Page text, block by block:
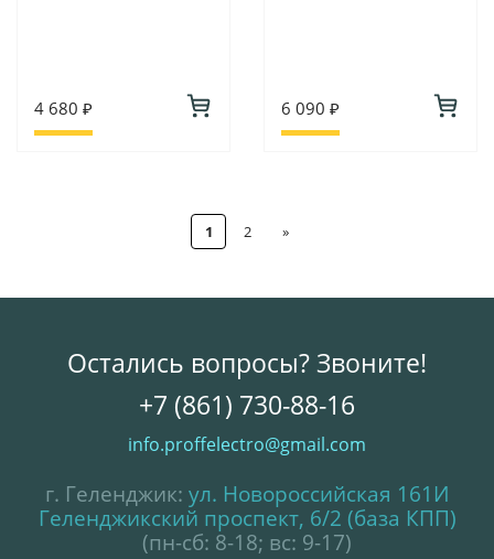
4 680 ₽ 6 090 ₽
1 2 »
Остались вопросы? Звоните!
+7 (861) 730-88-16
info.proffelectro@gmail.com
г. Геленджик: ул. Новороссийская 161И
Геленджикский проспект, 6/2 (база КПП)
(пн-сб: 8-18; вс: 9-17)